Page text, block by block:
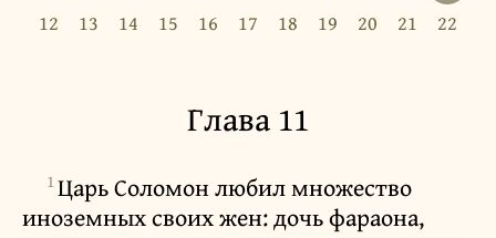
12
13 14 15 16 17 18 19 20 21 22
Глава 11
1Царь Соломон любил множество
иноземных своих жен: дочь фараона,